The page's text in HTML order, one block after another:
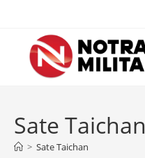
content
Sate Taichan
> Sate Taichan